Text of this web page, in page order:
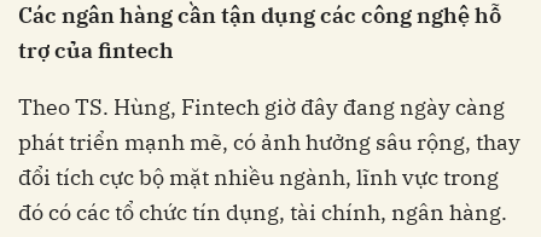
Các ngân hàng cần tận dụng các công nghệ hỗ
trợ của fintech
Theo TS. Hùng, Fintech giờ đây đang ngày càng
phát triển mạnh mẽ, có ảnh hưởng sâu rộng, thay
đổi tích cực bộ mặt nhiều ngành, lĩnh vực trong
đó có các tổ chức tín dụng, tài chính, ngân hàng.